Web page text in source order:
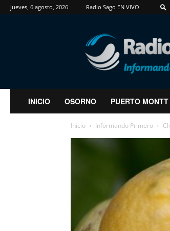
jueves, 6 agosto, 2026 Radio Sago EN VIVO
RadioSago
INICIO OSORNO PUERTO MONTT
Inicio Informando Primero